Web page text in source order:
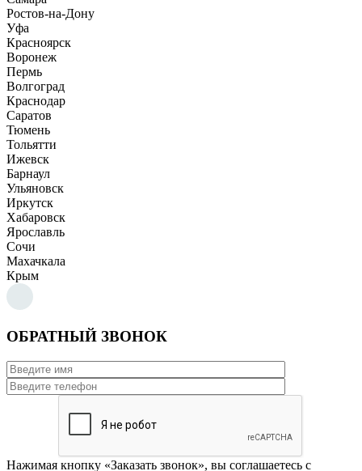
Ростов-на-Дону
Уфа
Красноярск
Воронеж
Пермь
Волгоград
Краснодар
Саратов
Тюмень
Тольятти
Ижевск
Барнаул
Ульяновск
Иркутск
Хабаровск
Ярославль
Сочи
Махачкала
Крым
ОБРАТНЫЙ ЗВОНОК
Нажимая кнопку «Заказать звонок», вы соглашаетесь с